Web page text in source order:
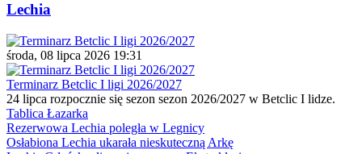
Lechia
środa, 08 lipca 2026 19:31
Terminarz Betclic I ligi 2026/2027
24 lipca rozpocznie się sezon sezon 2026/2027 w Betclic I lidze.
Tablica Łazarka
Rezerwowa Lechia poległa w Legnicy
Osłabiona Lechia ukarała nieskuteczną Arkę